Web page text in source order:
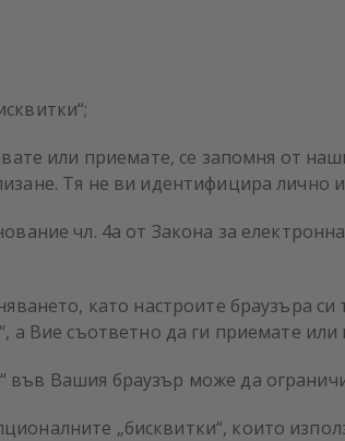
или приемате, се запомня от
Тя не ви идентифицира лично
чл. 4а от Закона за
като настроите браузъра
а Вие съответно да ги приемате или
Вашия браузър може да
„бисквитки“, които